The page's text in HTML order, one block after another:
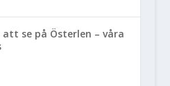
att se på Österlen – våra